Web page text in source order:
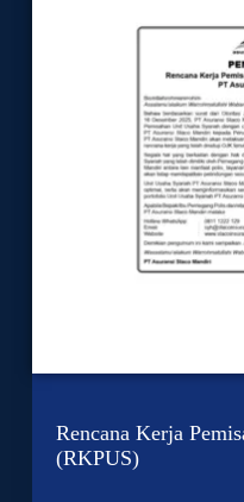
Rencana Kerja
(RKPUS)